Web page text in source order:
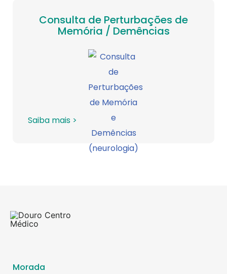
Consulta de Perturbações de
Memória / Demências
Saiba mais >
Morada